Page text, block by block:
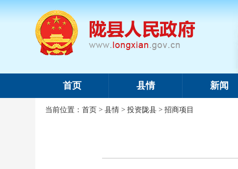
首页 县情 新闻
当前位置： 首页 > 县情 > 投资陇县 > 招商项目